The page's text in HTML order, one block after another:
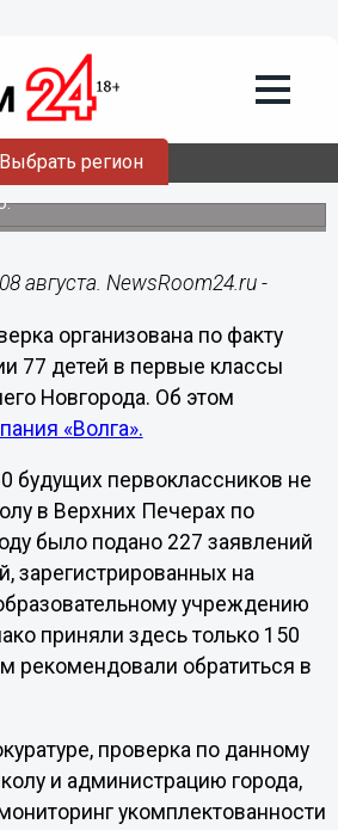
Выбрать регион
проверку из-за
77 первоклассников в
школу №103
нагрянут в образовательное
августа. NewsRoom24.ru -
организована по факту
77 детей в первые классы
Новгорода. Об этом
«Волга».
будущих первоклассников не
в Верхних Печерах по
было подано 227 заявлений
зарегистрированных на
учреждению
приняли здесь только 150
рекомендовали обратиться в
проверка по данному
и администрацию города,
укомплектованности